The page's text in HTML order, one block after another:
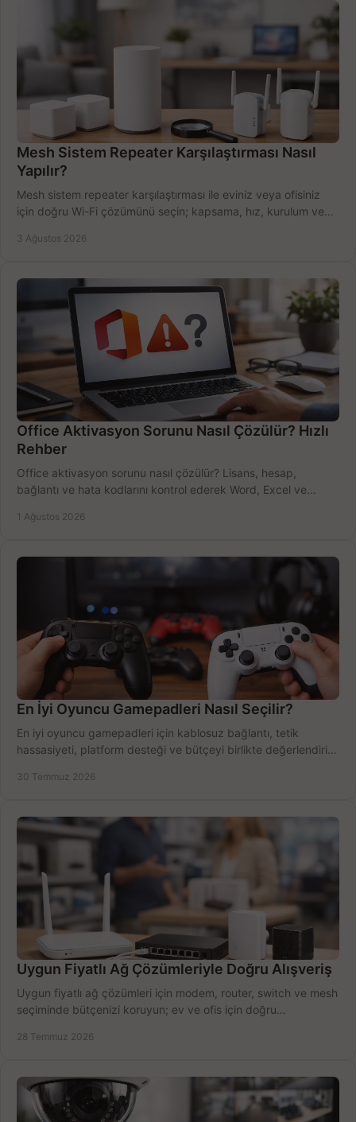
Mesh Sistem Repeater Karşılaştırması Nasıl
Yapılır?
Mesh sistem repeater karşılaştırması ile eviniz veya ofisiniz
için doğru Wi-Fi çözümünü seçin; kapsama, hız, kurulum ve
3 Ağustos 2026
Office Aktivasyon Sorunu Nasıl Çözülür? Hızlı
Rehber
Office aktivasyon sorunu nasıl çözülür? Lisans, hesap,
bağlantı ve hata kodlarını kontrol ederek Word, Excel ve
1 Ağustos 2026
En İyi Oyuncu Gamepadleri Nasıl Seçilir?
En iyi oyuncu gamepadleri için kablosuz bağlantı, tetik
hassasiyeti, platform desteği ve bütçeyi birlikte değerlendirin;
30 Temmuz 2026
Uygun Fiyatlı Ağ Çözümleriyle Doğru Alışveriş
Uygun fiyatlı ağ çözümleri için modem, router, switch ve mesh
seçiminde bütçenizi koruyun; ev ve ofis için doğru
28 Temmuz 2026